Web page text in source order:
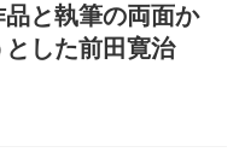
と執筆の両面か
した前田寛治